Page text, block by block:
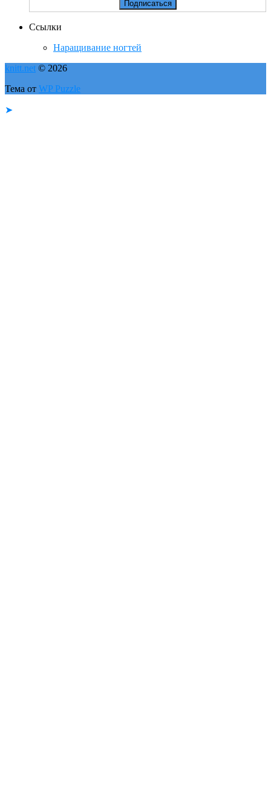
Ссылки
Наращивание ногтей
knitt.net © 2026
Тема от WP Puzzle
➤